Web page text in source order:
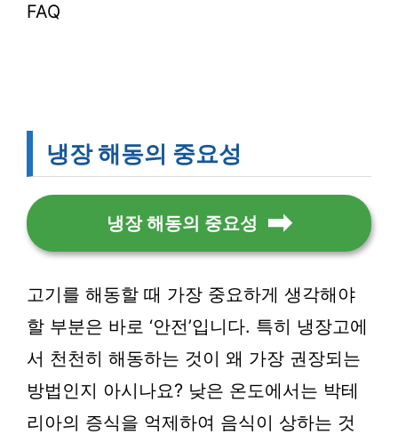
FAQ
냉장 해동의 중요성
냉장 해동의 중요성
고기를 해동할 때 가장 중요하게 생각해야
할 부분은 바로 ‘안전’입니다. 특히 냉장고에
서 천천히 해동하는 것이 왜 가장 권장되는
방법인지 아시나요? 낮은 온도에서는 박테
리아의 증식을 억제하여 음식이 상하는 것